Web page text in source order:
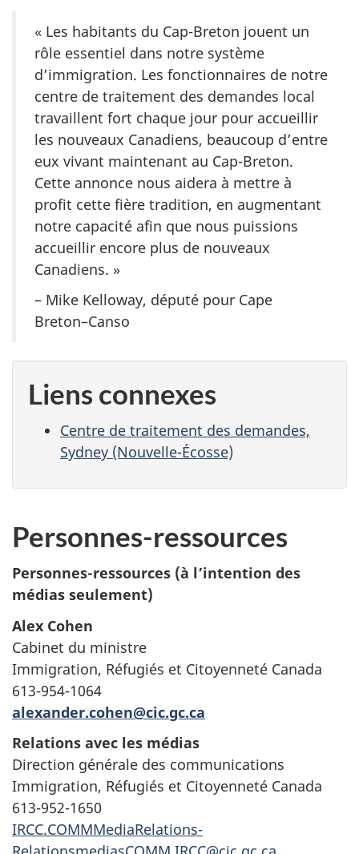
« Les habitants du Cap-Breton jouent un
rôle essentiel dans notre système
d’immigration. Les fonctionnaires de notre
centre de traitement des demandes local
travaillent fort chaque jour pour accueillir
les nouveaux Canadiens, beaucoup d’entre
eux vivant maintenant au Cap-Breton.
Cette annonce nous aidera à mettre à
profit cette fière tradition, en augmentant
notre capacité afin que nous puissions
accueillir encore plus de nouveaux
Canadiens. »
– Mike Kelloway, député pour Cape
Breton–Canso
Liens connexes
Centre de traitement des demandes,
Sydney (Nouvelle-Écosse)
Personnes-ressources
Personnes-ressources (à l’intention des
médias seulement)
Alex Cohen
Cabinet du ministre
Immigration, Réfugiés et Citoyenneté Canada
613-954-1064
alexander.cohen@cic.gc.ca
Relations avec les médias
Direction générale des communications
Immigration, Réfugiés et Citoyenneté Canada
613-952-1650
IRCC.COMMMediaRelations-